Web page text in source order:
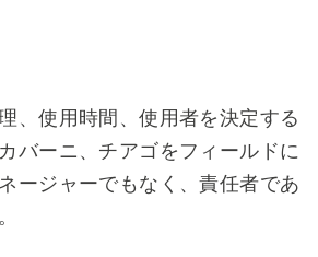
、使用時間、使用者を決定する
バーニ、チアゴをフィールドに
ージャーでもなく、責任者であ